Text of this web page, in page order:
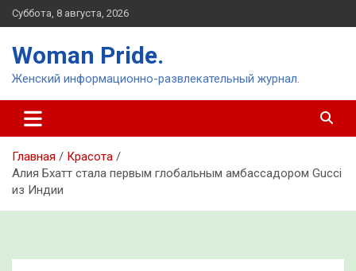
Перейти
к
Суббота, 8 августа, 2026
Woman Pride.
Женский информационно-развлекательный журнал.
Главная
Красота
Алия Бхатт стала первым глобальным амбассадором Gucci
из Индии